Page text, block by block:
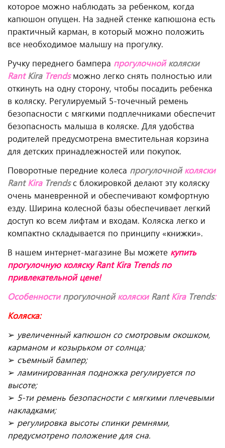
которое можно наблюдать за ребенком, когда
капюшон опущен. На задней стенке капюшона есть
практичный карман, в который можно положить
все необходимое малышу на прогулку.
Ручку переднего бампера прогулочнойколяски
RantKira Trends можно легко снять полностью или
откинуть на одну сторону, чтобы посадить ребенка
в коляску. Регулируемый 5-точечный ремень
безопасности с мягкими подплечниками обеспечит
безопасность малыша в коляске. Для удобства
родителей предусмотрена вместительная корзина
для детских принадлежностей или покупок.
Поворотные передние колеса прогулочнойколяски
RantKira Trends с блокировкой делают эту коляску
очень маневренной и обеспечивают комфортную
езду. Ширина колесной базы обеспечивает легкий
доступ ко всем лифтам и входам. Коляска легко и
компактно складывается по принципу «книжки».
В нашем интернет-магазине Вы можете купить
прогулочную коляску Rant Kira Trendsпо
привлекательной цене!
ОсобенностипрогулочнойколяскиRantKira Trends:
Коляска:
➢ увеличенный капюшон со смотровым окошком,
карманом и козырьком от солнца;
➢ съемный бампер;
➢ ламинированная подножка регулируется по
высоте;
➢ 5-ти ремень безопасности с мягкими плечевыми
накладками;
➢ регулировка высоты спинки ремнями,
предусмотрено положение для сна.